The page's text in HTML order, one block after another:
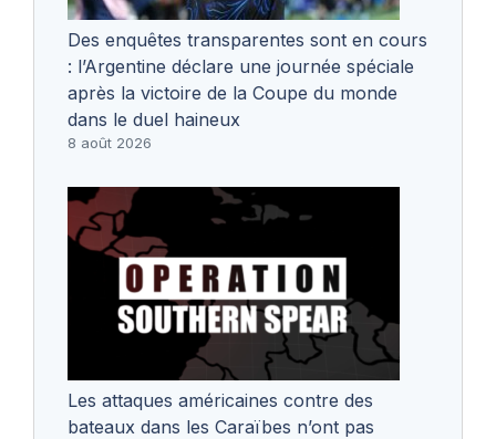
Des enquêtes transparentes sont en cours
: l’Argentine déclare une journée spéciale
après la victoire de la Coupe du monde
dans le duel haineux
8 août 2026
Les attaques américaines contre des
bateaux dans les Caraïbes n’ont pas